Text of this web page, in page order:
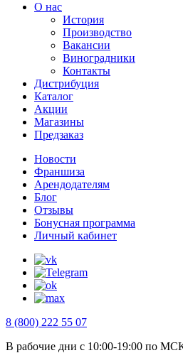
О нас
История
Производство
Вакансии
Виноградники
Контакты
Дистрибуция
Каталог
Акции
Магазины
Предзаказ
Новости
Франшиза
Арендодателям
Блог
Отзывы
Бонусная программа
Личный кабинет
8 (800) 222 55 07
В рабочие дни с 10:00-19:00 по